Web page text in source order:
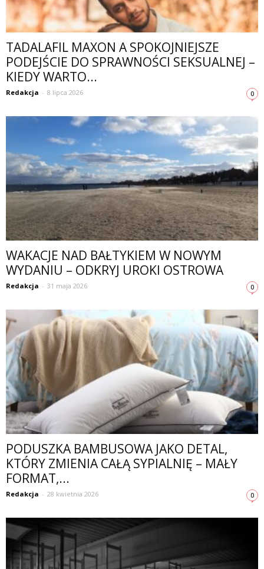
TADALAFIL MAXON A SPOKOJNIEJSZE
PODEJŚCIE DO SPRAWNOŚCI SEKSUALNEJ –
KIEDY WARTO...
Redakcja - 8 lipca 2026 0
WAKACJE NAD BAŁTYKIEM W NOWYM
WYDANIU – ODKRYJ UROKI OSTROWA
Redakcja - 31 maja 2026 0
PODUSZKA BAMBUSOWA JAKO DETAL,
KTÓRY ZMIENIA CAŁĄ SYPIALNIĘ – MAŁY
FORMAT,...
Redakcja - 28 kwietnia 2026 0